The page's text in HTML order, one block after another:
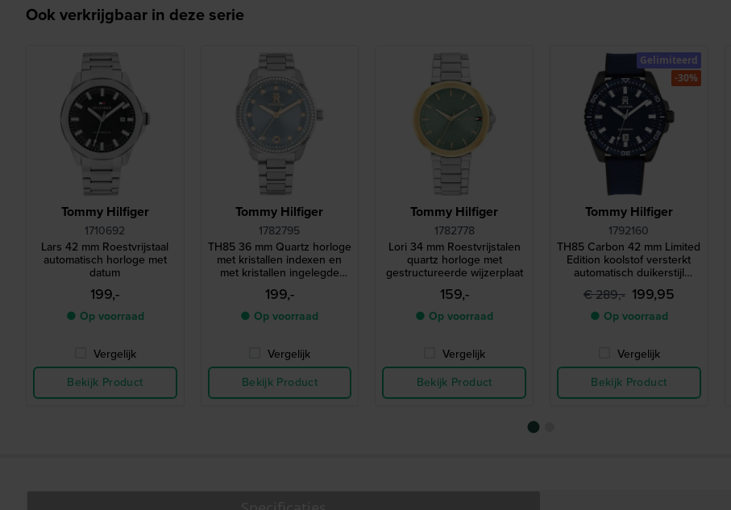
Ook verkrijgbaar in deze serie
Tommy Hilfiger
1710692
Lars 42 mm Roestvrijstaal
automatisch horloge met
datum
199,-
● Op voorraad
Vergelijk
Bekijk Product
Tommy Hilfiger
1782795
TH85 36 mm Quartz horloge
met kristallen indexen en
met kristallen ingelegde
lunette
199,-
● Op voorraad
Vergelijk
Bekijk Product
Tommy Hilfiger
1782778
Lori 34 mm Roestvrijstalen
quartz horloge met
gestructureerde wijzerplaat
159,-
● Op voorraad
Vergelijk
Bekijk Product
Tommy Hilfiger
1792160
TH85 Carbon 42 mm Limited
Edition koolstof versterkt
automatisch duikerstijl
horloge
€ 289,- 199,95
● Op voorraad
Vergelijk
Bekijk Product
Gelimiteerd
-30%